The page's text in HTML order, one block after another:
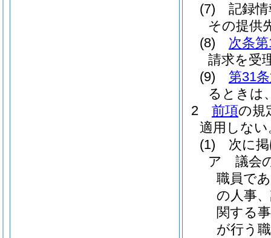
(7)
記録
その提供
(8)
次条
請求を受
(9)
第31
るときは
2
前項の規
適用しない
(1)
次に
ア
議会
職員で
の人事
関する
が行う